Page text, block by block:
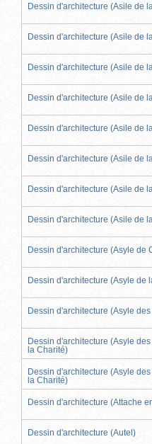
Dessin d'architecture (Asile de
Dessin d'architecture (Asile de
Dessin d'architecture (Asile de
Dessin d'architecture (Asile de
Dessin d'architecture (Asile de
Dessin d'architecture (Asile de
Dessin d'architecture (Asile de
Dessin d'architecture (Asile de
Dessin d'architecture (Asyle de
Dessin d'architecture (Asyle de
Dessin d'architecture (Asyle
Dessin d'architecture (Asyle
la Charité)
Dessin d'architecture (Asyle
la Charité)
Dessin d'architecture (Attache
Dessin d'architecture (Autel)